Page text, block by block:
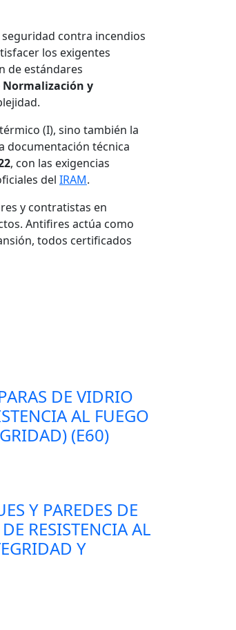
contra incendios
los exigentes
de estándares
y
(I), sino también la
documentación técnica
, con las exigencias
del IRAM.
y contratistas en
Antifires actúa como
todos certificados
DE VIDRIO
AL FUEGO
(E60)
Y PAREDES DE
RESISTENCIA AL
Y